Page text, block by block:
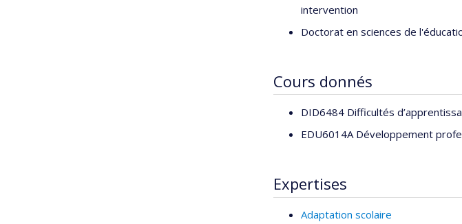
intervention
Doctorat en sciences de
Cours donnés
DID6484 Difficultés
EDU6014A Développement
Expertises
Adaptation scolaire